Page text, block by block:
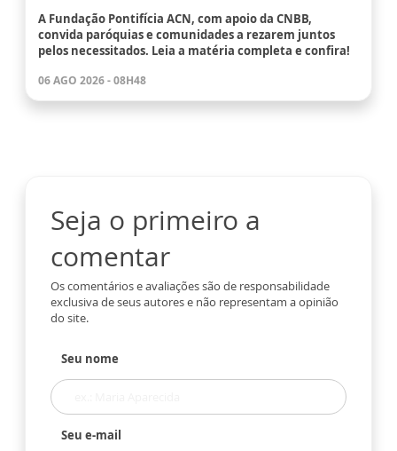
A Fundação Pontifícia ACN, com apoio da CNBB,
convida paróquias e comunidades a rezarem juntos
pelos necessitados. Leia a matéria completa e confira!
06 AGO 2026 - 08H48
Seja o primeiro a
comentar
Os comentários e avaliações são de responsabilidade
exclusiva de seus autores e não representam a opinião
do site.
Seu nome
Seu e-mail